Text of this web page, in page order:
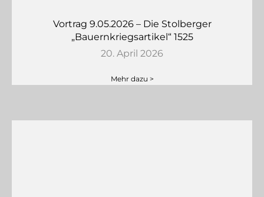
Vortrag 9.05.2026 – Die Stolberger
„Bauernkriegsartikel“ 1525
20. April 2026
Mehr dazu >